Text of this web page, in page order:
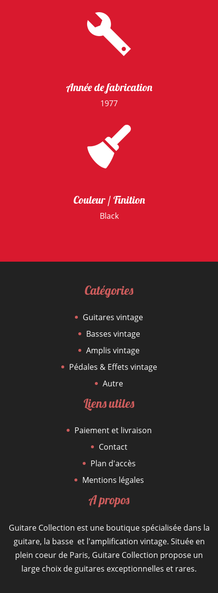
Année de fabrication
1977
Couleur / Finition
Black
Catégories
Guitares vintage
Basses vintage
Amplis vintage
Pédales & Effets vintage
Autre
Liens utiles
Paiement et livraison
Contact
Plan d'accès
Mentions légales
A propos
Guitare Collection est une boutique spécialisée dans la
guitare, la basse et l'amplification vintage. Située en
plein coeur de Paris, Guitare Collection propose un
large choix de guitares exceptionnelles et rares.